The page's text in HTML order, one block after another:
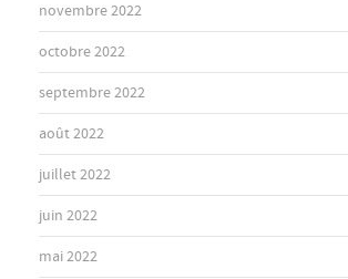
novembre 2022
octobre 2022
septembre 2022
août 2022
juillet 2022
juin 2022
mai 2022